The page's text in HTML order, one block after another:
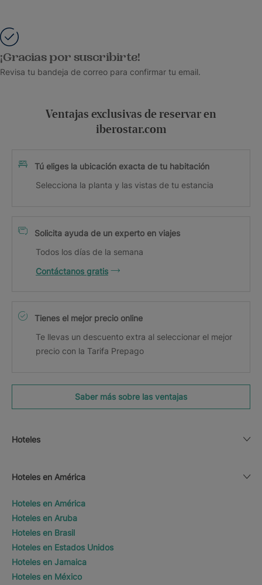
¡Gracias por suscribirte!
Revisa tu bandeja de correo para confirmar tu email.
Ventajas exclusivas de reservar en
iberostar.com
Tú eliges la ubicación exacta de tu habitación
Selecciona la planta y las vistas de tu estancia
Solicita ayuda de un experto en viajes
Todos los días de la semana
Contáctanos gratis
Tienes el mejor precio online
Te llevas un descuento extra al seleccionar el mejor
precio con la Tarifa Prepago
Saber más sobre las ventajas
Hoteles
Hoteles en América
Hoteles en América
Hoteles en Aruba
Hoteles en Brasil
Hoteles en Estados Unidos
Hoteles en Jamaica
Hoteles en México